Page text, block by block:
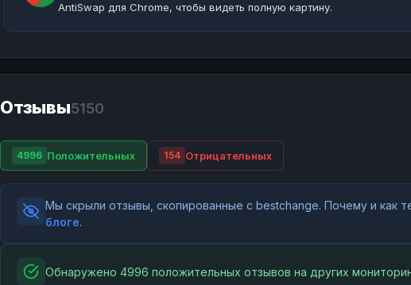
AntiSwap для Chrome, чтобы видеть полную картину.
Отзывы5150
4996 Положительных 154 Отрицательных
Мы скрыли отзывы, скопированные с bestchange. Почему и как
блоге.
Обнаружено 4996 положительных отзывов на других